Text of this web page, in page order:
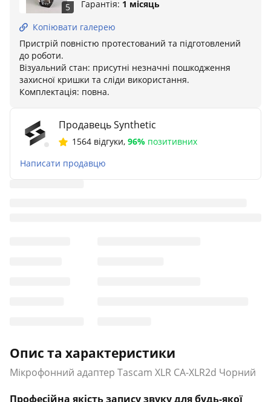
5
Гарантія: 1 місяць
Копіювати галерею
Пристрій повністю протестований та підготовлений
до роботи.
Візуальний стан: присутні незначні пошкодження
захисної кришки та сліди використання.
Комплектація: повна.
Продавець Synthetic
1564 відгуки, 96% позитивних
Написати продавцю
Опис та характеристики
Мікрофонний адаптер Tascam XLR CA-XLR2d Чорний
Професійна якість запису звуку для будь-якої